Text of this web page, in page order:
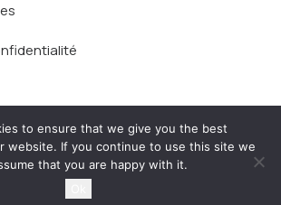
2026. Tous droits réservés.
to ensure that we give you the best
website. If you continue to use this site we
that you are happy with it.